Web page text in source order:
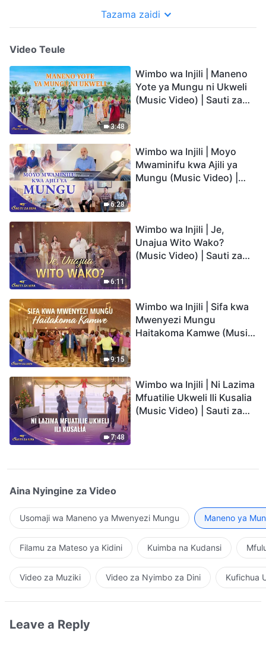
Tazama zaidi
Video Teule
3:48
Wimbo wa Injili | Maneno
Yote ya Mungu ni Ukweli
(Music Video) | Sauti za
6:28
Wimbo wa Injili | Moyo
Mwaminifu kwa Ajili ya
Mungu (Music Video) |
6:11
Wimbo wa Injili | Je,
Unajua Wito Wako?
(Music Video) | Sauti za
9:15
Wimbo wa Injili | Sifa kwa
Mwenyezi Mungu
Haitakoma Kamwe (Music
7:48
Wimbo wa Injili | Ni Lazima
Mfuatilie Ukweli Ili Kusalia
(Music Video) | Sauti za
Aina Nyingine za Video
Usomaji wa Maneno ya Mwenyezi Mungu Maneno ya
Filamu za Mateso ya Kidini Kuimba na Kudansi
Video za Muziki Video za Nyimbo za Dini Kufichua
Leave a Reply